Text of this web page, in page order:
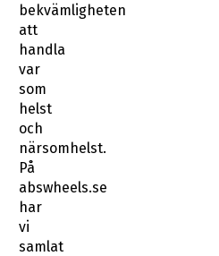
bekvämligheten
att
handla
var
som
helst
och
närsomhelst.
På
abswheels.se
har
vi
samlat